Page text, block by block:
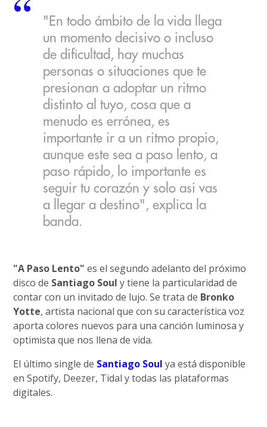
"En todo ámbito de la vida llega
un momento decisivo o incluso
de dificultad, hay muchas
personas o situaciones que te
presionan a adoptar un ritmo
distinto al tuyo, cosa que a
menudo es errónea, es
importante ir a un ritmo propio,
aunque este sea a paso lento, a
paso rápido, lo importante es
seguir tu corazón y solo asi vas
a llegar a destino", explica la
banda.
"A Paso Lento" es el segundo adelanto del próximo
disco de Santiago Soul y tiene la particularidad de
contar con un invitado de lujo. Se trata de Bronko
Yotte, artista nacional que con su característica voz
aporta colores nuevos para una canción luminosa y
optimista que nos llena de vida.
El último single de Santiago Soul ya está disponible
en Spotify, Deezer, Tidal y todas las plataformas
digitales.